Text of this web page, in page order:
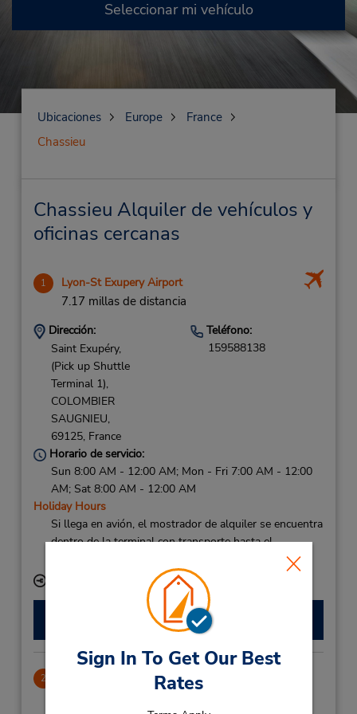
Sign In To Get Our Best
Rates
Seleccionar mi vehículo
Ubicaciones Europe
France
Chassieu
Chassieu Alquiler de vehículos y
oficinas cercanas
1 Lyon-St Exupery Airport
7.17 millas de distancia
Dirección:
Saint Exupéry,
(Pick up Shuttle
Terminal 1),
COLOMBIER
SAUGNIEU,
69125, France
Teléfono:
159588138
Horario de servicio:
Sun 8:00 AM - 12:00 AM; Mon - Fri 7:00 AM - 12:00
AM; Sat 8:00 AM - 12:00 AM
Holiday Hours
Si llega en avión, el mostrador de alquiler se encuentra
dentro de la terminal con transporte hasta el
Ubicación para depositar llaves
Hacer una reservación
2 Lyon Ptdieu Railway Station